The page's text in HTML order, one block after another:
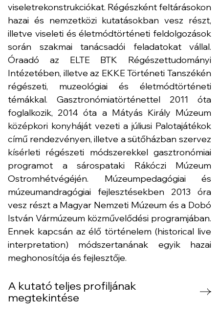
viseletrekonstrukciókat. Régészként feltárásokon
hazai és nemzetközi kutatásokban vesz részt,
illetve viseleti és életmódtörténeti feldolgozások
során szakmai tanácsadói feladatokat vállal.
Óraadó az ELTE BTK Régészettudományi
Intézetében, illetve az EKKE Történeti Tanszékén
régészeti, muzeológiai és életmódtörténeti
témákkal. Gasztronómiatörténettel 2011 óta
foglalkozik, 2014 óta a Mátyás Király Múzeum
középkori konyháját vezeti a júliusi Palotajátékok
című rendezvényen, illetve a sütőházban szervez
kísérleti régészeti módszerekkel gasztronómiai
programot a sárospataki Rákóczi Múzeum
Ostromhétvégéjén. Múzeumpedagógiai és
múzeumandragógiai fejlesztésekben 2013 óra
vesz részt a Magyar Nemzeti Múzeum és a Dobó
István Vármúzeum közművelődési programjában.
Ennek kapcsán az élő történelem (historical live
interpretation) módszertanának egyik hazai
meghonosítója és fejlesztője.
A kutató teljes profiljának
megtekintése